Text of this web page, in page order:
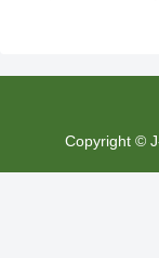
Copyright ©